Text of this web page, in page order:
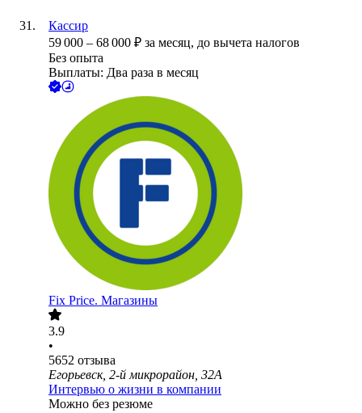
Кассир
59 000 – 68 000 ₽ за месяц, до вычета налогов
Без опыта
Выплаты: Два раза в месяц
Fix Price. Магазины
3.9
•
5652 отзыва
Егорьевск, 2-й микрорайон, 32А
Интервью о жизни в компании
Можно без резюме